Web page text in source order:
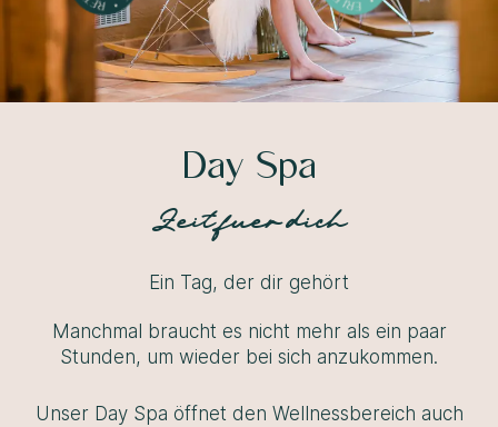
Day Spa
Zeit fuer dich
Ein Tag, der dir gehört
Manchmal braucht es nicht mehr als ein paar
Stunden, um wieder bei sich anzukommen.
Unser Day Spa öffnet den Wellnessbereich auch